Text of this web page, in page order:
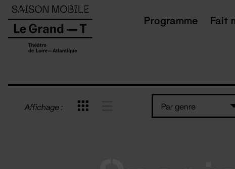
Programme Fait
Affichage : Par genre
Panneau de gestion des cookies